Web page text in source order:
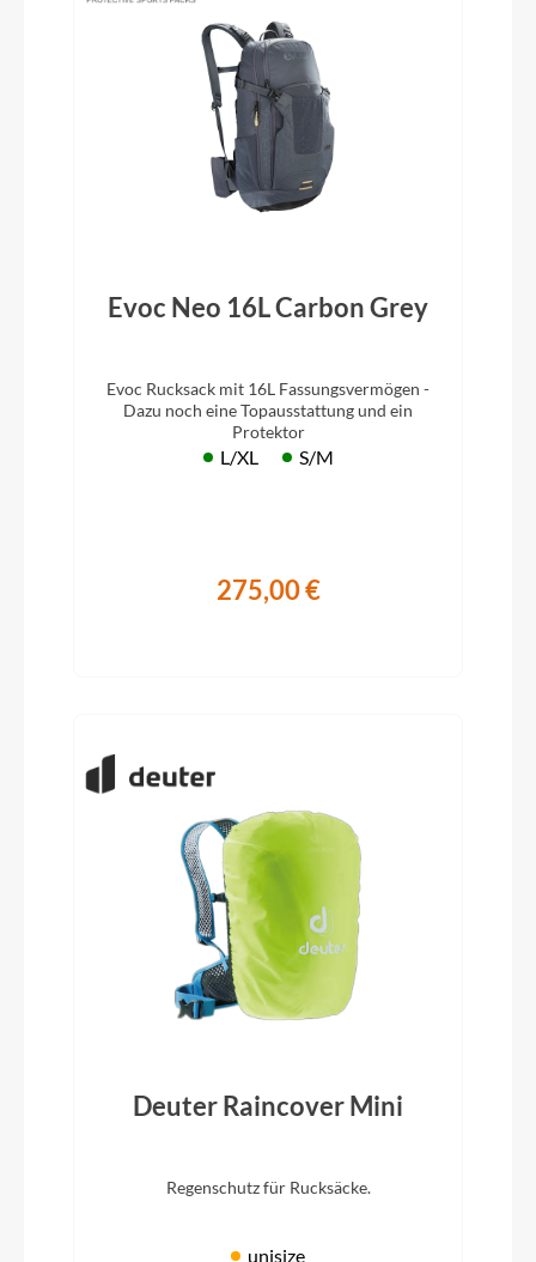
Evoc Neo 16L Carbon Grey
Evoc Rucksack mit 16L Fassungsvermögen -
Dazu noch eine Topausstattung und ein
Protektor
L/XL S/M
275,00 €
Deuter Raincover Mini
Regenschutz für Rucksäcke.
unisize